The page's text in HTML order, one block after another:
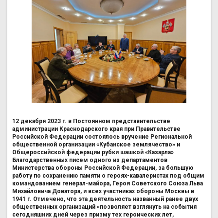
12 декабря 2023 г. в Постоянном представительстве
администрации Краснодарского края при Правительстве
Российской Федерации состоялось вручение Региональной
общественной организации «Кубанское землячество» и
Общероссийской федерации рубки шашкой «Казарла»
Благодарственных писем одного из департаментов
Министерства обороны Российской Федерации, за большую
работу по сохранению памяти о героях-кавалеристах под общим
командованием генерал-майора, Героя Советского Союза Льва
Михайловича Доватора, и всех участниках обороны Москвы в
1941 г. Отмечено, что эта деятельность названный ранее двух
общественных организаций «позволяет взглянуть на события
сегодняшних дней через призму тех героических лет,